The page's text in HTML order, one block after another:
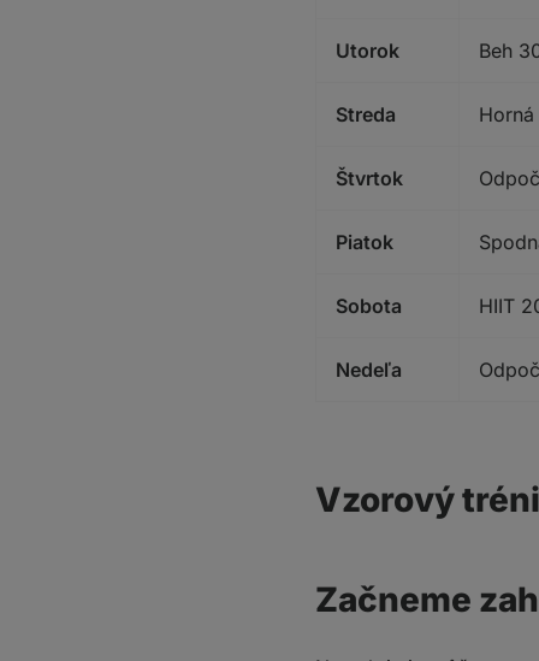
Utorok Beh
Streda
Štvrtok
Piatok
Sobota HIIT
Nedeľa
Vzorový
Začneme